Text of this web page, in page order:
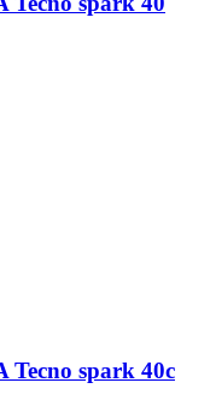
Tecno spark 40c